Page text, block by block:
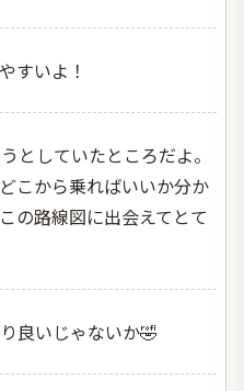
すいよ！
としていたところだよ。
こから乗ればいいか分か
の路線図に出会えてとて
良いじゃないか🤣